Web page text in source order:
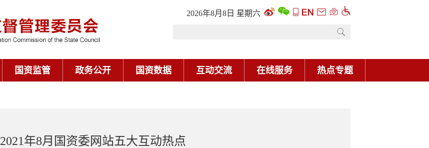
2026年8月8日 星期六
国资监管 政务公开 国资数据 互动交流 在线服务 热点专题
2021年8月国资委网站五大互动热点